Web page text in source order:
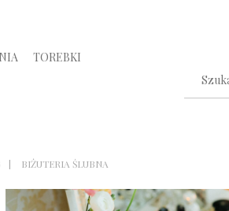
TOREBKI
BIŻUTERIA ŚLUBNA